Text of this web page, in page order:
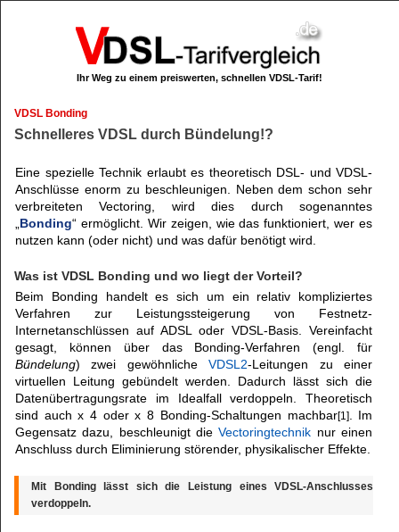
Ihr Weg zu einem preiswerten, schnellen VDSL-Tarif!
VDSL Bonding
Schnelleres VDSL durch Bündelung!?
Eine spezielle Technik erlaubt es theoretisch DSL- und VDSL-
Anschlüsse enorm zu beschleunigen. Neben dem schon sehr
verbreiteten Vectoring, wird dies durch sogenanntes
Bonding“ ermöglicht. Wir zeigen, wie das funktioniert, wer es
nutzen kann (oder nicht) und was dafür benötigt wird.
Was ist VDSL Bonding und wo liegt der Vorteil?
Beim Bonding handelt es sich um ein relativ kompliziertes
Verfahren zur Leistungssteigerung von Festnetz-
Internetanschlüssen auf ADSL oder VDSL-Basis. Vereinfacht
gesagt, können über das Bonding-Verfahren (engl. für
Bündelung) zwei gewöhnlicheVDSL2-Leitungen zu einer
virtuellen Leitung gebündelt werden. Dadurch lässt sich die
Datenübertragungsrate im Idealfall verdoppeln. Theoretisch
sind auch x 4 oder x 8 Bonding-Schaltungen machbar[1]. Im
Gegensatz dazu, beschleunigt dieVectoringtechnik nur einen
Anschluss durch Eliminierung störender, physikalischer Effekte.
Mit Bonding lässt sich die Leistung eines VDSL-Anschlusses
verdoppeln.